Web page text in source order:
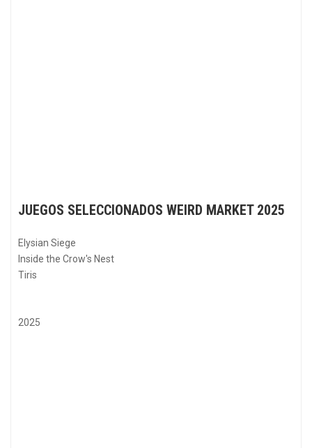
JUEGOS SELECCIONADOS WEIRD MARKET 2025
Elysian Siege
Inside the Crow's Nest
Tiris
2025